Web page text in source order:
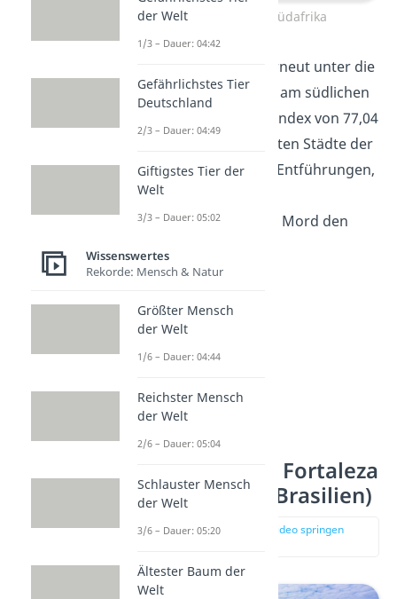
Port Elizabeth, Südafrika
Südafrika schafft es erneut unter die
Top 10.Port Elizabeth
am südlichen
Kap belegt mit einem Index von 77,04
Platz 8 der gefährlichsten Städte der
Welt. Hier bestimmen Entführungen,
Diebstähle, aber auch
Sexualverbrechen und Mord den
Platz 9 und 10: Fortaleza
und Salvador (Brasilien)
zur Stelle im Video springen
der Welt
1/3 – Dauer: 04:42
Gefährlichstes Tier
Deutschland
2/3 – Dauer: 04:49
Giftigstes Tier der
Welt
3/3 – Dauer: 05:02
Wissenswertes
Rekorde: Mensch & Natur
Größter Mensch
der Welt
1/6 – Dauer: 04:44
Reichster Mensch
der Welt
2/6 – Dauer: 05:04
Schlauster Mensch
der Welt
3/6 – Dauer: 05:20
Ältester Baum der
Welt